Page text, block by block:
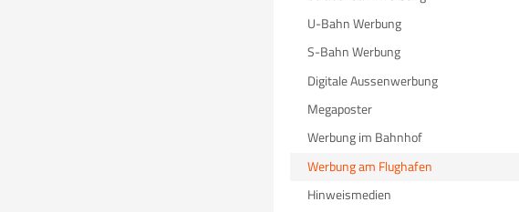
U-Bahn Werbung
S-Bahn Werbung
Digitale Aussenwerbung
Megaposter
Werbung im Bahnhof
Werbung am Flughafen
Hinweismedien